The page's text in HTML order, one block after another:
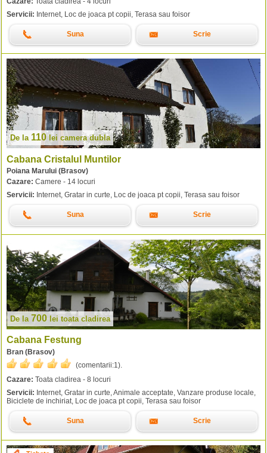
Servicii: Internet, Loc de joaca pt copii, Terasa sau foisor
Suna Scrie
De la 110 lei camera dubla
Cabana Cristalul Muntilor
Poiana Marului (Brasov)
Cazare: Camere - 14 locuri
Servicii: Internet, Gratar in curte, Loc de joaca pt copii, Terasa sau foisor
Suna Scrie
De la 700 leitoata cladirea
Cabana Festung
Bran (Brasov)
(comentarii:1).
Cazare: Toata cladirea - 8 locuri
Servicii: Internet, Gratar in curte, Animale acceptate, Vanzare produse locale,
Biciclete de inchiriat, Loc de joaca pt copii, Terasa sau foisor
Suna Scrie